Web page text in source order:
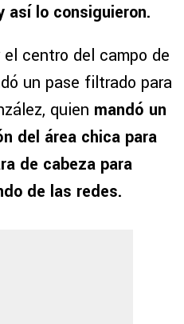
así lo consiguieron.
centro del campo de
un pase filtrado para
quien mandó un
del área chica para
de cabeza para
de las redes.